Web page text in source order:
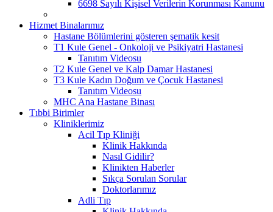
6698 Sayılı Kişisel Verilerin Korunması Kanunu
Hizmet Binalarımız
Hastane Bölümlerini gösteren şematik kesit
T1 Kule Genel - Onkoloji ve Psikiyatri Hastanesi
Tanıtım Videosu
T2 Kule Genel ve Kalp Damar Hastanesi
T3 Kule Kadın Doğum ve Çocuk Hastanesi
Tanıtım Videosu
MHC Ana Hastane Binası
Tıbbi Birimler
Kliniklerimiz
Acil Tıp Kliniği
Klinik Hakkında
Nasıl Gidilir?
Klinikten Haberler
Sıkça Sorulan Sorular
Doktorlarımız
Adli Tıp